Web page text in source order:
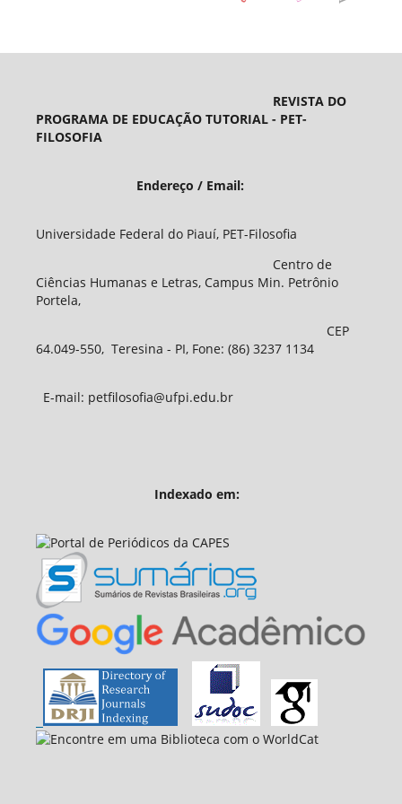
REVISTA DO
PROGRAMA DE EDUCAÇÃO TUTORIAL - PET-
FILOSOFIA
Endereço / Email:
Universidade Federal do Piauí, PET-Filosofia
Centro de
Ciências Humanas e Letras, Campus Min. Petrônio
Portela,
CEP
64.049-550, Teresina - PI, Fone: (86) 3237 1134
E-mail: petfilosofia@ufpi.edu.br
Indexado em: